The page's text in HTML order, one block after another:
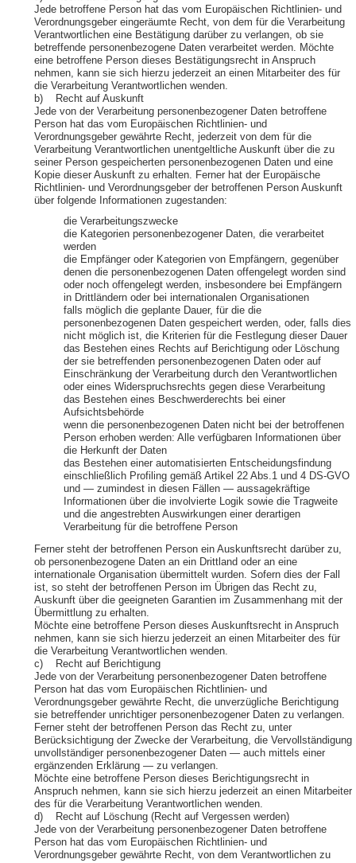
Jede betroffene Person hat das vom Europäischen Richtlinien- und
Verordnungsgeber eingeräumte Recht, von dem für die Verarbeitung
Verantwortlichen eine Bestätigung darüber zu verlangen, ob sie
betreffende personenbezogene Daten verarbeitet werden. Möchte
eine betroffene Person dieses Bestätigungsrecht in Anspruch
nehmen, kann sie sich hierzu jederzeit an einen Mitarbeiter des für
die Verarbeitung Verantwortlichen wenden.
b) Recht auf Auskunft
Jede von der Verarbeitung personenbezogener Daten betroffene
Person hat das vom Europäischen Richtlinien- und
Verordnungsgeber gewährte Recht, jederzeit von dem für die
Verarbeitung Verantwortlichen unentgeltliche Auskunft über die zu
seiner Person gespeicherten personenbezogenen Daten und eine
Kopie dieser Auskunft zu erhalten. Ferner hat der Europäische
Richtlinien- und Verordnungsgeber der betroffenen Person Auskunft
über folgende Informationen zugestanden:
die Verarbeitungszwecke
die Kategorien personenbezogener Daten, die verarbeitet
werden
die Empfänger oder Kategorien von Empfängern, gegenüber
denen die personenbezogenen Daten offengelegt worden sind
oder noch offengelegt werden, insbesondere bei Empfängern
in Drittländern oder bei internationalen Organisationen
falls möglich die geplante Dauer, für die die
personenbezogenen Daten gespeichert werden, oder, falls dies
nicht möglich ist, die Kriterien für die Festlegung dieser Dauer
das Bestehen eines Rechts auf Berichtigung oder Löschung
der sie betreffenden personenbezogenen Daten oder auf
Einschränkung der Verarbeitung durch den Verantwortlichen
oder eines Widerspruchsrechts gegen diese Verarbeitung
das Bestehen eines Beschwerderechts bei einer
Aufsichtsbehörde
wenn die personenbezogenen Daten nicht bei der betroffenen
Person erhoben werden: Alle verfügbaren Informationen über
die Herkunft der Daten
das Bestehen einer automatisierten Entscheidungsfindung
einschließlich Profiling gemäß Artikel 22 Abs.1 und 4 DS-GVO
und — zumindest in diesen Fällen — aussagekräftige
Informationen über die involvierte Logik sowie die Tragweite
und die angestrebten Auswirkungen einer derartigen
Verarbeitung für die betroffene Person
Ferner steht der betroffenen Person ein Auskunftsrecht darüber zu,
ob personenbezogene Daten an ein Drittland oder an eine
internationale Organisation übermittelt wurden. Sofern dies der Fall
ist, so steht der betroffenen Person im Übrigen das Recht zu,
Auskunft über die geeigneten Garantien im Zusammenhang mit der
Übermittlung zu erhalten.
Möchte eine betroffene Person dieses Auskunftsrecht in Anspruch
nehmen, kann sie sich hierzu jederzeit an einen Mitarbeiter des für
die Verarbeitung Verantwortlichen wenden.
c) Recht auf Berichtigung
Jede von der Verarbeitung personenbezogener Daten betroffene
Person hat das vom Europäischen Richtlinien- und
Verordnungsgeber gewährte Recht, die unverzügliche Berichtigung
sie betreffender unrichtiger personenbezogener Daten zu verlangen.
Ferner steht der betroffenen Person das Recht zu, unter
Berücksichtigung der Zwecke der Verarbeitung, die Vervollständigung
unvollständiger personenbezogener Daten — auch mittels einer
ergänzenden Erklärung — zu verlangen.
Möchte eine betroffene Person dieses Berichtigungsrecht in
Anspruch nehmen, kann sie sich hierzu jederzeit an einen Mitarbeiter
des für die Verarbeitung Verantwortlichen wenden.
d) Recht auf Löschung (Recht auf Vergessen werden)
Jede von der Verarbeitung personenbezogener Daten betroffene
Person hat das vom Europäischen Richtlinien- und
Verordnungsgeber gewährte Recht, von dem Verantwortlichen zu